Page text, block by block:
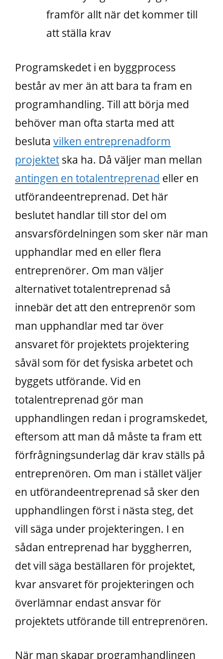
framför allt när det kommer till
att ställa krav
Programskedet i en byggprocess
består av mer än att bara ta fram en
programhandling. Till att börja med
behöver man ofta starta med att
besluta vilken entreprenadform
projektet ska ha. Då väljer man mellan
antingen en totalentreprenad eller en
utförandeentreprenad. Det här
beslutet handlar till stor del om
ansvarsfördelningen som sker när man
upphandlar med en eller flera
entreprenörer. Om man väljer
alternativet totalentreprenad så
innebär det att den entreprenör som
man upphandlar med tar över
ansvaret för projektets projektering
såväl som för det fysiska arbetet och
byggets utförande. Vid en
totalentreprenad gör man
upphandlingen redan i programskedet,
eftersom att man då måste ta fram ett
förfrågningsunderlag där krav ställs på
entreprenören. Om man i stället väljer
en utförandeentreprenad så sker den
upphandlingen först i nästa steg, det
vill säga under projekteringen. I en
sådan entreprenad har byggherren,
det vill säga beställaren för projektet,
kvar ansvaret för projekteringen och
överlämnar endast ansvar för
projektets utförande till entreprenören.
När man skapar programhandlingen